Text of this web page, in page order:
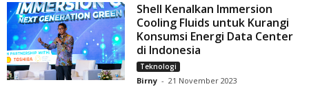
Shell Kenalkan Immersion
Cooling Fluids untuk Kurangi
Konsumsi Energi Data Center
di Indonesia
Teknologi
Birny - 21 November 2023